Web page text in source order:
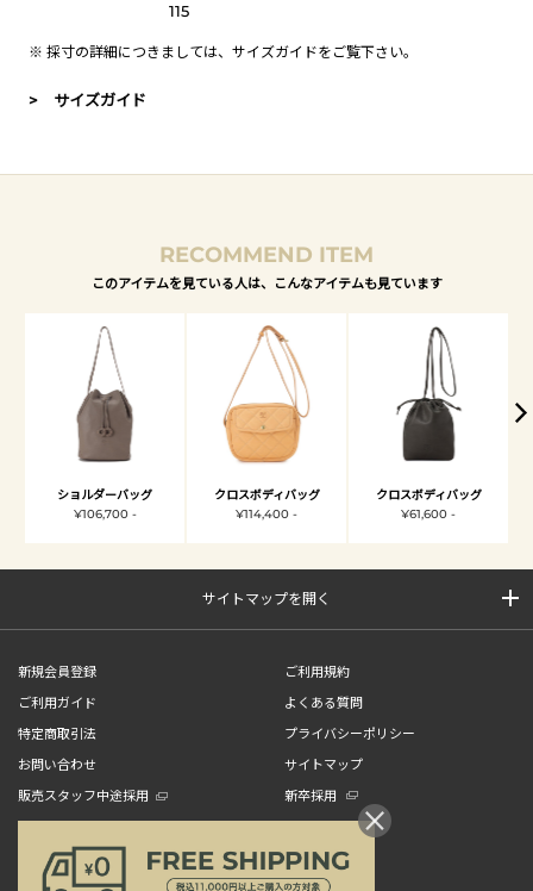
115
※ 採寸の詳細につきましては、 サイズガイドをご覧下さい。
> サイズガイド
RECOMMEND ITEM
このアイテムを見ている人は、こんなアイテムも見ています
ショルダーバッグ
¥106,700 -
クロスボディバッグ
¥114,400 -
クロスボディバッグ
¥61,600 -
サイトマップを開く
新規会員登録
ご利用規約
ご利用ガイド
よくある質問
特定商取引法
プライバシーポリシー
お問い合わせ
サイトマップ
販売スタッフ中途採用
新卒採用